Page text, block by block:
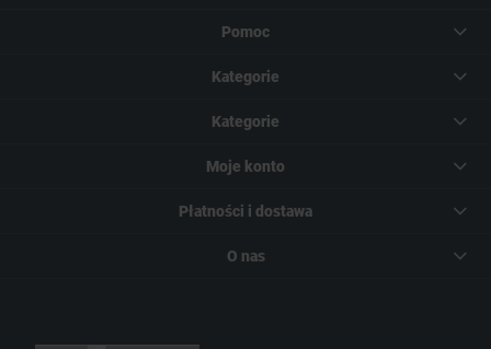
Pomoc
Kategorie
Kategorie
Moje konto
Płatności i dostawa
O nas